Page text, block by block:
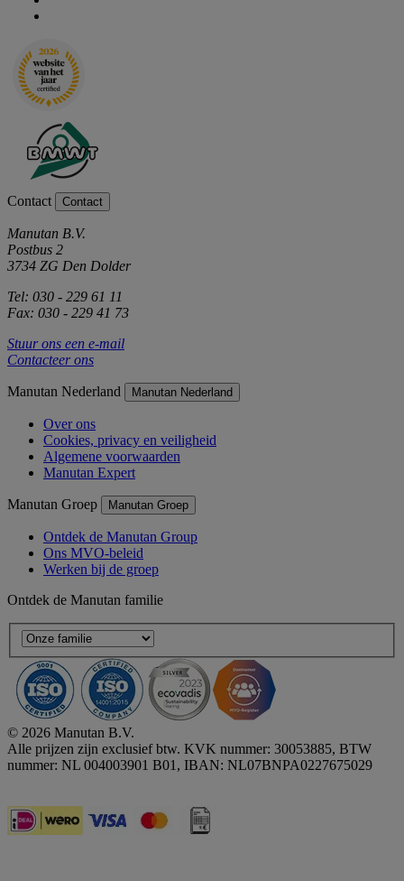
Contact Contact
Manutan B.V.
Postbus 2
3734 ZG Den Dolder
Tel: 030 - 229 61 11
Fax: 030 - 229 41 73
Stuur ons een e-mail
Contacteer ons
Manutan Nederland Manutan Nederland
Over ons
Cookies, privacy en veiligheid
Algemene voorwaarden
Manutan Expert
Manutan Groep Manutan Groep
Ontdek de Manutan Group
Ons MVO-beleid
Werken bij de groep
Ontdek de Manutan familie
© 2026 Manutan B.V.
Alle prijzen zijn exclusief btw. KVK nummer: 30053885, BTW
nummer: NL 004003901 B01, IBAN: NL07BNPA0227675029